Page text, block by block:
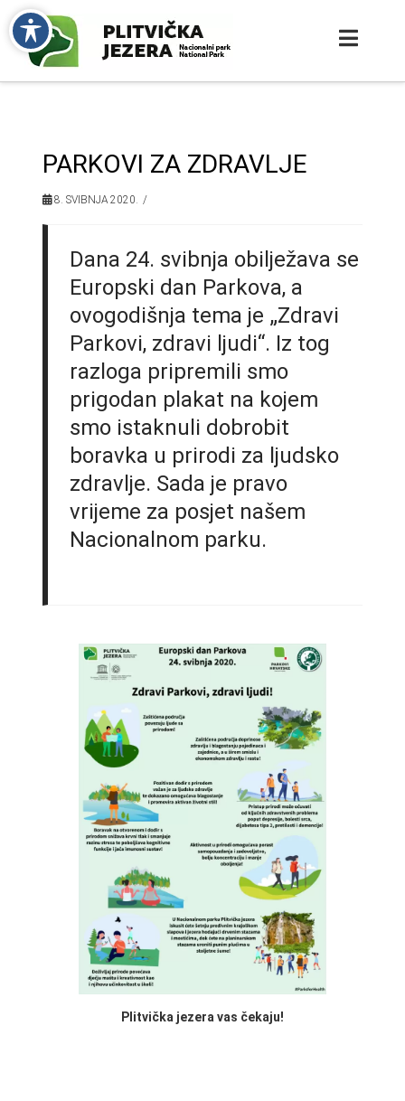
PARKOVI ZA ZDRAVLJE
8. SVIBNJA 2020.
Dana 24. svibnja obilježava se
Europski dan Parkova, a
ovogodišnja tema je „Zdravi
Parkovi, zdravi ljudi“. Iz tog
razloga pripremili smo
prigodan plakat na kojem
smo istaknuli dobrobit
boravka u prirodi za ljudsko
zdravlje. Sada je pravo
vrijeme za posjet našem
Nacionalnom parku.
Plitvička jezera vas čekaju!